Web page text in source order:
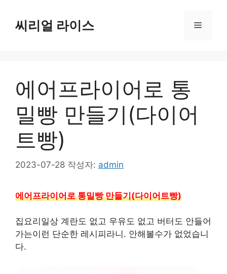
씨리얼 라이스 메
에어프라이어로 통
밀빵 만들기(다이어
트빵)
2023-07-28 작성자: admin
에어프라이어로 통밀빵 만들기(다이어트빵)
집요리일상 계란도 없고 우유도 없고 버터도 안들어
가는이런 단순한 레시피라니. 안해볼수가 없었습니
다.